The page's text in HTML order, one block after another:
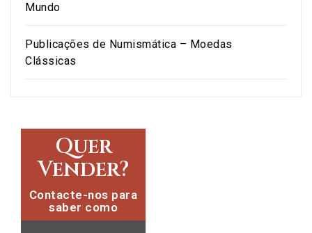
Mundo
Publicações de Numismática – Moedas
Clássicas
Quer
Vender?
Contacte-nos para
saber como